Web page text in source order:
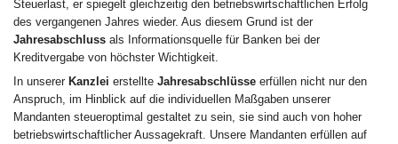
Steuerlast, er spiegelt gleichzeitig den betriebswirtschaftlichen Erfolg
des vergangenen Jahres wieder. Aus diesem Grund ist der
Jahresabschluss als Informationsquelle für Banken bei der
Kreditvergabe von höchster Wichtigkeit.
In unserer Kanzlei erstellte Jahresabschlüsse erfüllen nicht nur den
Anspruch, im Hinblick auf die individuellen Maßgaben unserer
Mandanten steueroptimal gestaltet zu sein, sie sind auch von hoher
betriebswirtschaftlicher Aussagekraft. Unsere Mandanten erfüllen auf